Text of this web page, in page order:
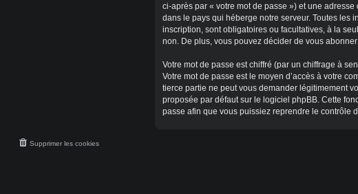
ci-après par « votre mot de passe ») et une
dans le pays qui héberge notre serveur. Toutes les
inscription, sont obligatoires ou facultatives, à la
non. De plus, vous pouvez décider de vous
Votre mot de passe est chiffré (par un chiffrage à
Votre mot de passe est le moyen d’accès à votre
tierce partie ne peut vous demander légitimement
proposée par défaut sur le logiciel phpBB. Cette
passe afin que vous puissiez reprendre le contrôle
Supprimer les cookies